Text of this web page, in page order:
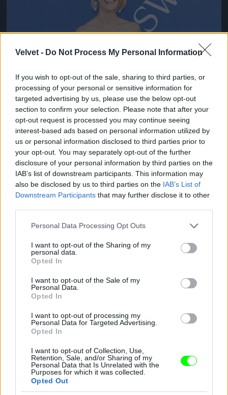
Velvet - Do Not Process My Personal Information
If you wish to opt-out of the sale, sharing to third parties, or
processing of your personal or sensitive information for
targeted advertising by us, please use the below opt-out
section to confirm your selection. Please note that after your
opt-out request is processed you may continue seeing
interest-based ads based on personal information utilized by
us or personal information disclosed to third parties prior to
your opt-out. You may separately opt-out of the further
disclosure of your personal information by third parties on the
IAB’s list of downstream participants. This information may
also be disclosed by us to third parties on the IAB’s List of
Downstream Participants that may further disclose it to other
Please note that this website/app uses one or more Google
not limited to your visit or usage behaviour. You may click to
grant or deny consent to Google and its third-party tags to
use your data for below specified purposes in below Google
consent section.
Personal Data Processing Opt Outs
I want to opt-out of the Sharing of my
personal data.
Opted In
I want to opt-out of the Sale of my
Personal Data.
Opted In
I want to opt-out of processing my
Personal Data for Targeted Advertising.
Opted In
I want to opt-out of Collection, Use,
Retention, Sale, and/or Sharing of my
Personal Data that Is Unrelated with the
Purposes for which it was collected.
Opted Out
3. Sarah Paulson
Jön még kép!